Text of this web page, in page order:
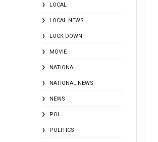
LOCAL
LOCAL NEWS
LOCK DOWN
MOVIE
NATIONAL
NATIONAL NEWS
NEWS
POL
POLITICS